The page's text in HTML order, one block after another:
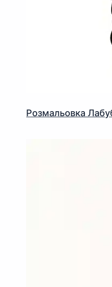
Розмальовка